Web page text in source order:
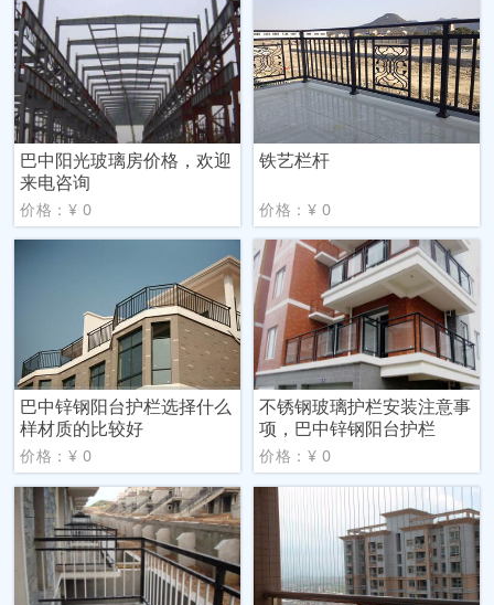
巴中阳光玻璃房价格，欢迎
来电咨询
价格：¥ 0
铁艺栏杆
价格：¥ 0
巴中锌钢阳台护栏选择什么
样材质的比较好
价格：¥ 0
不锈钢玻璃护栏安装注意事
项，巴中锌钢阳台护栏
价格：¥ 0